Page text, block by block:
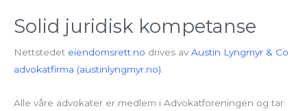
Solid juridisk kompetanse
Nettstedet eiendomsrett.no drives av Austin Lyngmyr & Co
advokatfirma (austinlyngmyr.no).
Alle våre advokater er medlem i Advokatforeningen og tar